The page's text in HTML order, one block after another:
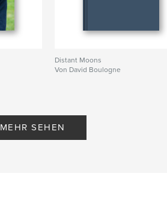
Distant Moons
Von David Boulogne
MEHR SEHEN